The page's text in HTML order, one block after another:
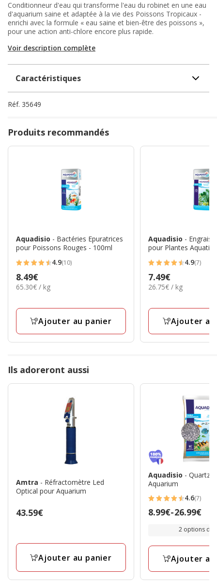
Conditionneur d'eau qui transforme l'eau du robinet en une eau
d'aquarium saine et adaptée à la vie des Poissons Tropicaux -
enrichi avec la formule « eau saine et bien-être des poissons »,
pour une action anti-chlore encore plus rapide.
Voir description complète
Caractéristiques
Réf. 35649
Produits recommandés
Aquadisio - Bactéries Epuratrices
pour Poissons Rouges - 100ml
4.9
étoiles
avec
avis
4.9(10)
Prix
8.49€
8.49€
65.30€
65.30€ / kg
Ajouter au panier
Aquadisio - Engrais
pour Plantes
4.9
étoiles
avec
avis
4.9(7)
Prix
7.49€
7.49€
26.75€
26.75€ / kg
Ajouter
Ils adoreront aussi
Amtra - Réfractomètre Led
Optical pour Aquarium
Prix
43.59€
Ajouter au panier
Aquadisio - Quartz
Aquarium
4.6
étoiles
avis
4.6(7)
Prix
à
26.99€
8.99€-26.99€
2 options de
Ajouter